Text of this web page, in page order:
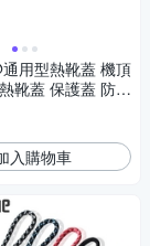
用型熱靴蓋 機頂
靴蓋 保護蓋 防塵
適用 Nikon Canon
入購物車